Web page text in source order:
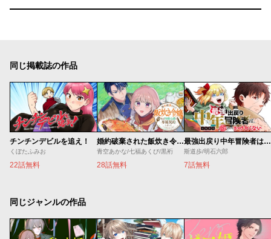
同じ掲載誌の作品
チンチンデビルを追え！
くぼたふみお
22話無料
婚約破棄された飯炊き令嬢の私は冷酷公爵と専属契約しました～ですが胃袋を掴んだ結果、冷たかった公爵様がどんどん優しくなっています～
青空あかな/七福あくび/黒裄
28話無料
最強出戻り中年冒険者は、今さら命なんてかけたくない
斯道歩/明石六郎
7話無料
同じジャンルの作品